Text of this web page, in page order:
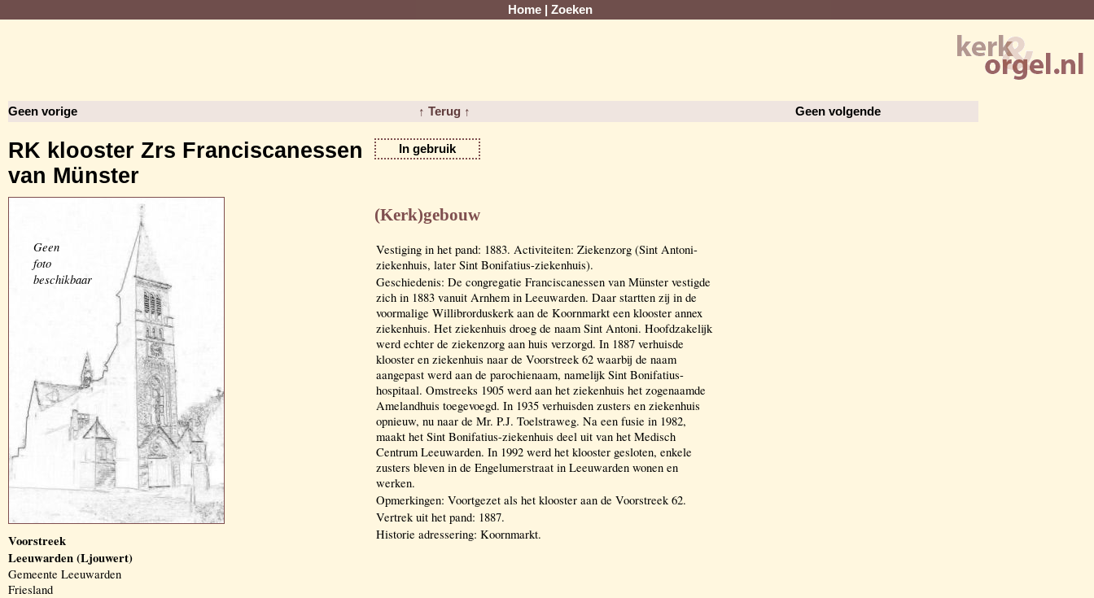
Home Zoeken
Geen vorige ↑ Terug ↑ Geen volgende
RK klooster Zrs Franciscanessen
van Münster
In gebruik
Geen
foto
beschikbaar
Voorstreek
Leeuwarden (Ljouwert)
Gemeente Leeuwarden
Friesland
(Kerk)gebouw
Vestiging in het pand: 1883. Activiteiten: Ziekenzorg (Sint Antoni-
ziekenhuis, later Sint Bonifatius-ziekenhuis).
Geschiedenis: De congregatie Franciscanessen van Münster vestigde
zich in 1883 vanuit Arnhem in Leeuwarden. Daar startten zij in de
voormalige Willibrorduskerk aan de Koornmarkt een klooster annex
ziekenhuis. Het ziekenhuis droeg de naam Sint Antoni. Hoofdzakelijk
werd echter de ziekenzorg aan huis verzorgd. In 1887 verhuisde
klooster en ziekenhuis naar de Voorstreek 62 waarbij de naam
aangepast werd aan de parochienaam, namelijk Sint Bonifatius-
hospitaal. Omstreeks 1905 werd aan het ziekenhuis het zogenaamde
Amelandhuis toegevoegd. In 1935 verhuisden zusters en ziekenhuis
opnieuw, nu naar de Mr. P.J. Toelstraweg. Na een fusie in 1982,
maakt het Sint Bonifatius-ziekenhuis deel uit van het Medisch
Centrum Leeuwarden. In 1992 werd het klooster gesloten, enkele
zusters bleven in de Engelumerstraat in Leeuwarden wonen en
werken.
Opmerkingen: Voortgezet als het klooster aan de Voorstreek 62.
Vertrek uit het pand: 1887.
Historie adressering: Koornmarkt.